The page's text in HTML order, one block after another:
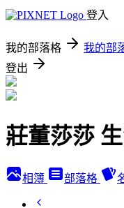
登入
我的部落格 我的部
登出
莊董莎莎
相簿 部落格